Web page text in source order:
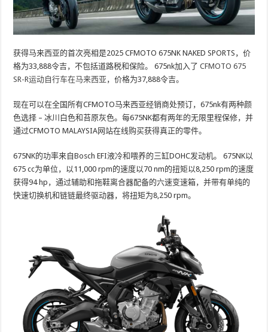
获得马来西亚的首次亮相是2025 CFMOTO 675NK NAKED SPORTS，价
格为33,888令吉，不包括道路税和保险。 675nk加入了CFMOTO 675
SR-R运动自行车在马来西亚 ，价格为37,888令吉。
现在可以在全国所有CFMOTO马来西亚经销商处预订，675nk有两种颜
色选择 – 冰川白色和苔原灰色。每675NK都有两年的无限里程保修，并
通过CFMOTO MALAYSIA网站在线购买获得真正的零件。
675NK的功率来自Bosch EFI液冷和喂养的三缸DOHC发动机。 675NK以
675 cc为单位，以11,000 rpm的速度以70 nm的扭矩以8,250 rpm的速度
获得94 hp，通过辅助和拖鞋离合器配备的六速变速箱，并带有单纯的
快速切换机和链链最终驱动器，将扭矩为8,250 rpm。